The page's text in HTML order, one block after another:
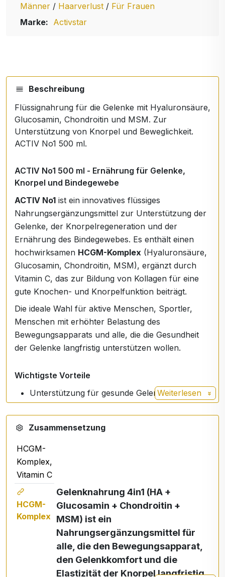
Männer / Haarverlust / Für Frauen
Marke: Activstar
Beschreibung
Flüssignahrung für die Gelenke mit Hyaluronsäure,
Glucosamin, Chondroitin und MSM. Zur
Unterstützung von Knorpel und Beweglichkeit.
ACTIV No1 500 ml.
ACTIV No1 500 ml - Ernährung für Gelenke,
Knorpel und Bindegewebe
ACTIV No1 ist ein innovatives flüssiges
Nahrungsergänzungsmittel zur Unterstützung der
Gelenke, der Knorpelregeneration und der
Ernährung des Bindegewebes. Es enthält einen
hochwirksamen HCGM-Komplex (Hyaluronsäure,
Glucosamin, Chondroitin, MSM), ergänzt durch
Vitamin C, das zur Bildung von Kollagen für eine
gute Knochen- und Knorpelfunktion beiträgt.
Die ideale Wahl für aktive Menschen, Sportler,
Menschen mit erhöhter Belastung des
Bewegungsapparats und alle, die die Gesundheit
der Gelenke langfristig unterstützen wollen.
Wichtigste Vorteile
Unterstützung für gesunde Gelenke und
Knorpel
Regeneration des Bindegewebes
Hyaluronsäure für die Ernährung der Gelenke
Glucosamin und Chondroitin für die
Beweglichkeit
MSM für den Bewegungskomfort
Vitamin C für die Kollagenbildung
Flüssige Form mit hoher Absorption
Nicht gentechnisch verändert, laktosefrei,
ohne Zuckerzusatz
Geeignet für Veganer
Revolutionäre Absorptionstechnologie
Weiterlesen
Zusammensetzung
HCGM-
Komplex,
Vitamin C
HCGM-
Komplex
Gelenknahrung 4in1 (HA +
Glucosamin + Chondroitin +
MSM) ist ein
Nahrungsergänzungsmittel für
alle, die den Bewegungsapparat,
den Gelenkkomfort und die
Elastizität der Knorpellangfristig